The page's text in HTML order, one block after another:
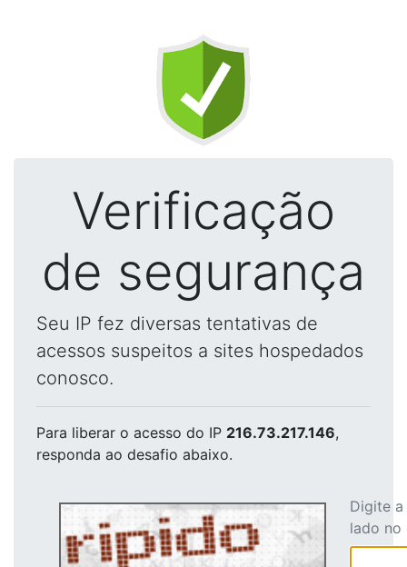
Verificação
de segurança
Seu IP fez diversas tentativas de
acessos suspeitos a sites hospedados
conosco.
Para liberar o acesso do IP 216.73.217.146,
responda ao desafio abaixo.
Digite
lado no